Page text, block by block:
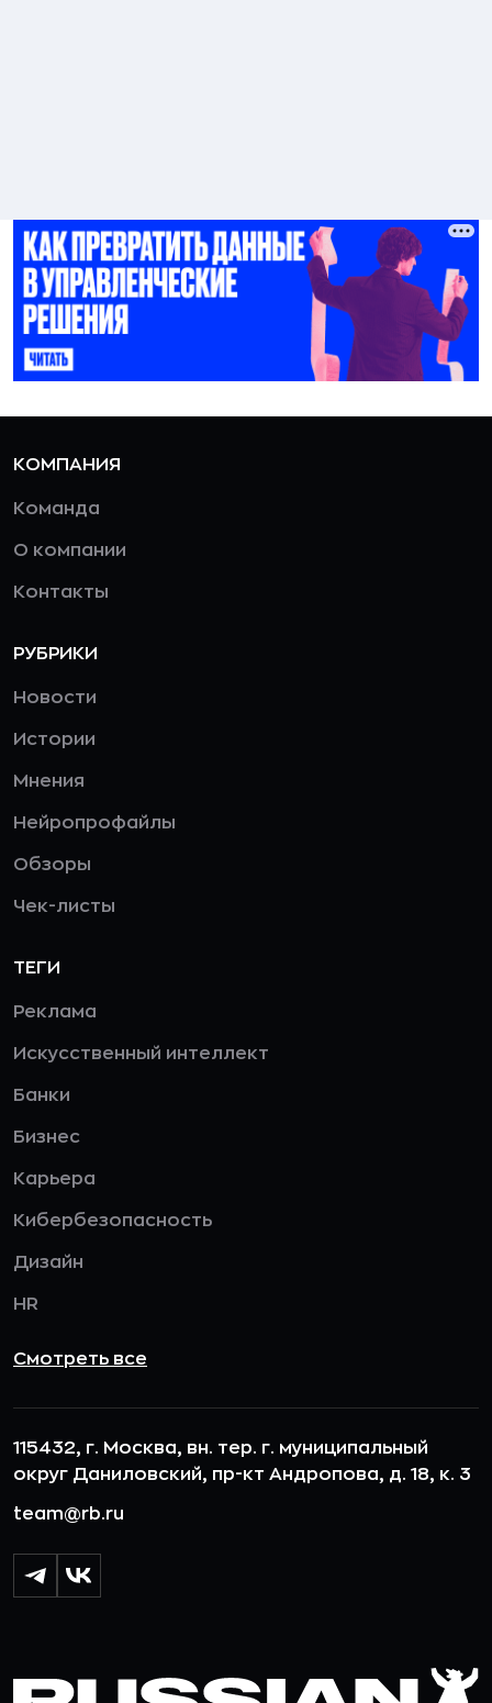
КОМПАНИЯ
Команда
О компании
Контакты
РУБРИКИ
Новости
Истории
Мнения
Нейропрофайлы
Обзоры
Чек-листы
ТЕГИ
Реклама
Искусственный интеллект
Банки
Бизнес
Карьера
Кибербезопасность
Дизайн
HR
Смотреть все
115432, г. Москва, вн. тер. г. муниципальный
округ Даниловский, пр-кт Андропова, д. 18, к. 3
team@rb.ru